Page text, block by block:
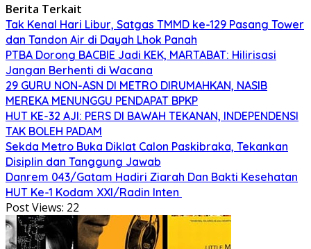
Berita Terkait
Tak Kenal Hari Libur, Satgas TMMD ke-129 Pasang Tower
dan Tandon Air di Dayah Lhok Panah
PTBA Dorong BACBIE Jadi KEK, MARTABAT: Hilirisasi
Jangan Berhenti di Wacana
29 GURU NON-ASN DI METRO DIRUMAHKAN, NASIB
MEREKA MENUNGGU PENDAPAT BPKP
HUT KE-32 AJI: PERS DI BAWAH TEKANAN, INDEPENDENSI
TAK BOLEH PADAM
Sekda Metro Buka Diklat Calon Paskibraka, Tekankan
Disiplin dan Tanggung Jawab
Danrem 043/Gatam Hadiri Ziarah Dan Bakti Kesehatan
HUT Ke-1 Kodam XXI/Radin Inten
Post Views: 22